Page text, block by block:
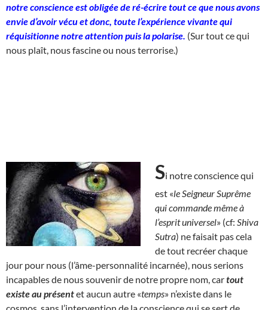
notre conscience est obligée de ré-écrire tout ce que nous avons
envie d’avoir vécu et donc, toute l’expérience vivante qui
réquisitionne notre attention puis la polarise. (Sur tout ce qui
nous plaît, nous fascine ou nous terrorise.)
Si notre conscience qui
est «le Seigneur Suprême
qui commande même à
l’esprit universel» (cf: Shiva
Sutra) ne faisait pas cela
de tout recréer chaque
jour pour nous (l’âme-personnalité incarnée), nous serions
incapables de nous souvenir de notre propre nom, cartout
existe au présentet aucun autre «temps» n’existe dans le
cosmos, sans l’intervention de la conscience qui se sert de